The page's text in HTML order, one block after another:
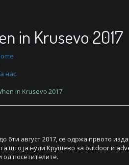
in Krusevo 2017
нас
in Krusevo 2017
6ти август 2017, се одржа првото
што ја нуди Крушево за outdoor и
од посетителите.